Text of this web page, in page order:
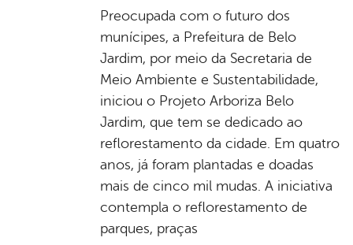
Preocupada com o futuro dos
munícipes, a Prefeitura de Belo
Jardim, por meio da Secretaria de
Meio Ambiente e Sustentabilidade,
iniciou o Projeto Arboriza Belo
Jardim, que tem se dedicado ao
reflorestamento da cidade. Em quatro
anos, já foram plantadas e doadas
mais de cinco mil mudas. A iniciativa
contempla o reflorestamento de
parques, praças